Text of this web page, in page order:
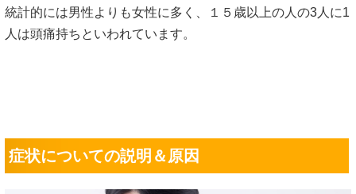
統計的には男性よりも女性に多く、１５歳以上の人の3人に1
人は頭痛持ちといわれています。
症状についての説明＆原因